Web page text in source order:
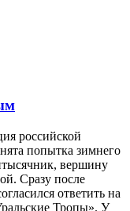
российской
попытка зимнего
вершину
Сразу после
ответить на
Тропы». У